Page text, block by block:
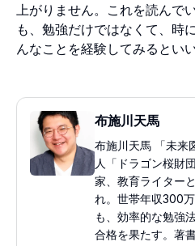
上がりません。これを読ん
も、勉強だけではなくて、時
んなことを経験してみるとい
布施川天馬
布施川天馬 「未来
人「ドラゴン桜財
家、教育ライター
れ。世帯年収300
も、効率的な勉強
合格を果たす。著